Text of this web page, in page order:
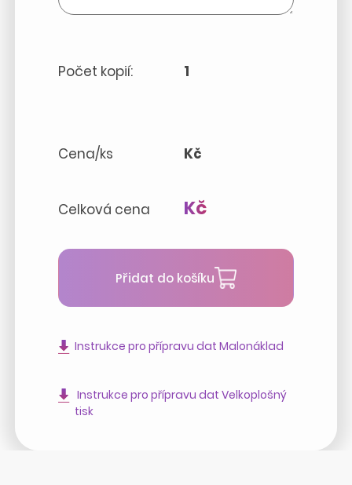
Počet kopií: 1
Cena/ks Kč
Celková cena Kč
Přidat do košíku
Instrukce pro přípravu dat Malonáklad
Instrukce pro přípravu dat Velkoplošný
tisk